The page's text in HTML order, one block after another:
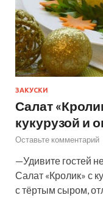
ЗАКУСКИ
Салат
кукурузой и
Оставьте комментарий
—Удивите гостей
Салат «Кролик» с
с тёртым сыром,